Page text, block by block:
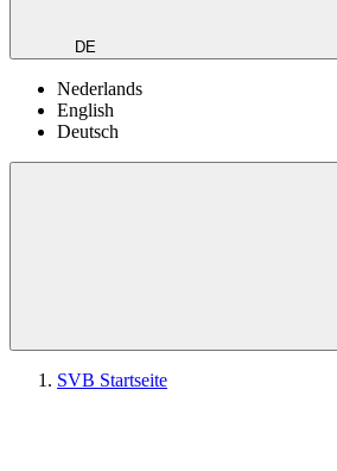
DE
Nederlands
English
Deutsch
SVB Startseite